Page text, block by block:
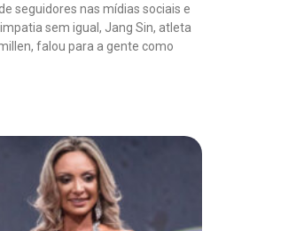
seguidores nas mídias sociais e
sem igual, Jang Sin, atleta
falou para a gente como